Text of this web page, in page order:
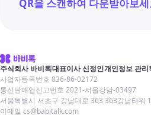
QR을 스캔하여 다운받아보세
주식회사 바비톡대표이사 신정인개인정보 관리
사업자등록번호 836-86-02172
통신판매업신고번호 2021-서울강남-03497
서울특별시 서초구 강남대로 363 363강남타워
이메일 cs@babitalk.com